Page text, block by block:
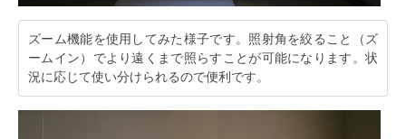
ズーム機能を使用してみた様子です。照射角を絞ること（ズ
ームイン）でより遠くまで照らすことが可能になります。状
況に応じて使い分けられるので便利です。